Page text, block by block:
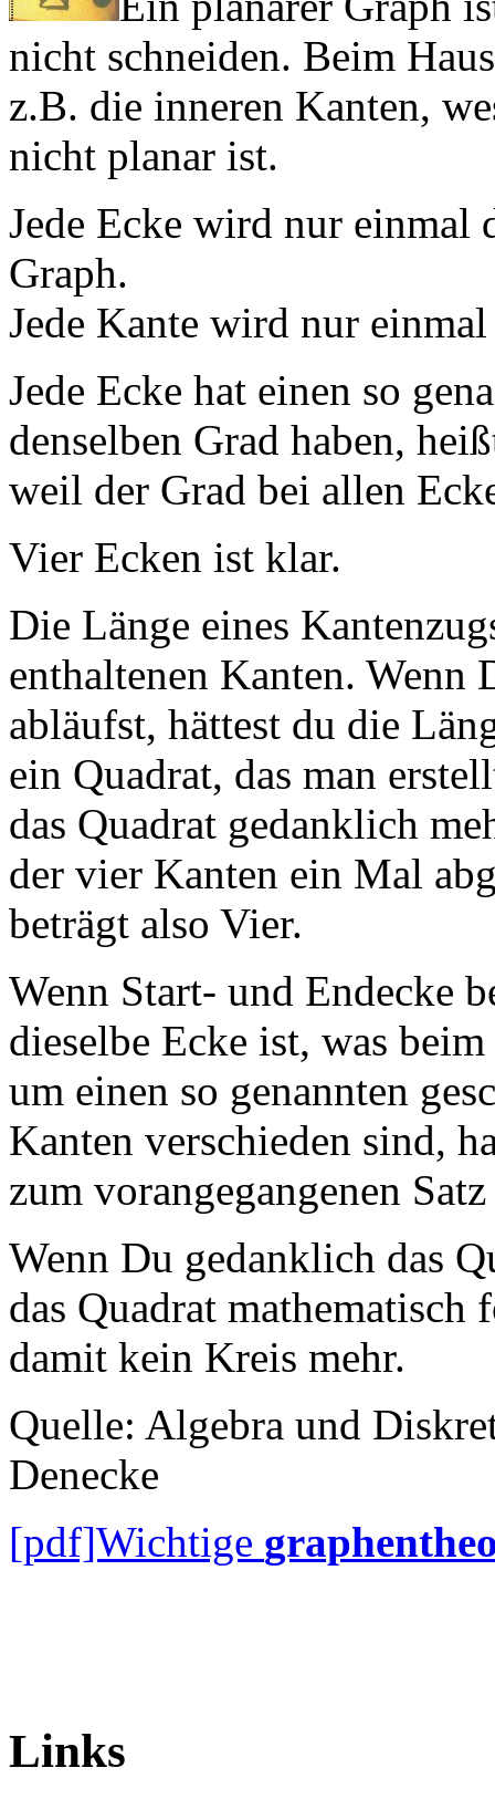
nicht schneiden. Beim
z.B. die inneren Kanten,
nicht planar ist.
Jede Ecke wird nur
Graph.
Jede Kante wird nur
Jede Ecke hat einen so
denselben Grad haben,
weil der Grad bei allen
Vier Ecken ist klar.
Die Länge eines
enthaltenen Kanten. Wenn
abläufst, hättest du die
ein Quadrat, das man
das Quadrat gedanklich
der vier Kanten ein Mal
beträgt also Vier.
Wenn Start- und Endecke
dieselbe Ecke ist, was
um einen so genannten
Kanten verschieden sind,
zum vorangegangenen
Wenn Du gedanklich das
das Quadrat
damit kein Kreis mehr.
Quelle: Algebra und
Denecke
[pdf]Wichtige
Links